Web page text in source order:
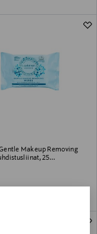
Gentle Makeup Removing
25